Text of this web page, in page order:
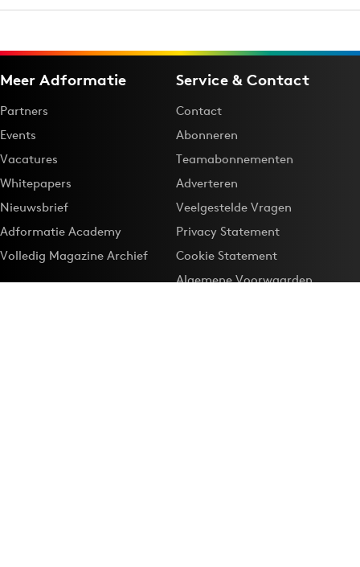
Meer Adformatie
Partners
Events
Vacatures
Whitepapers
Nieuwsbrief
Adformatie Academy
Volledig Magazine Archief
Service & Contact
Contact
Abonneren
Teamabonnementen
Adverteren
Veelgestelde Vragen
Privacy Statement
Cookie Statement
Algemene Voorwaarden